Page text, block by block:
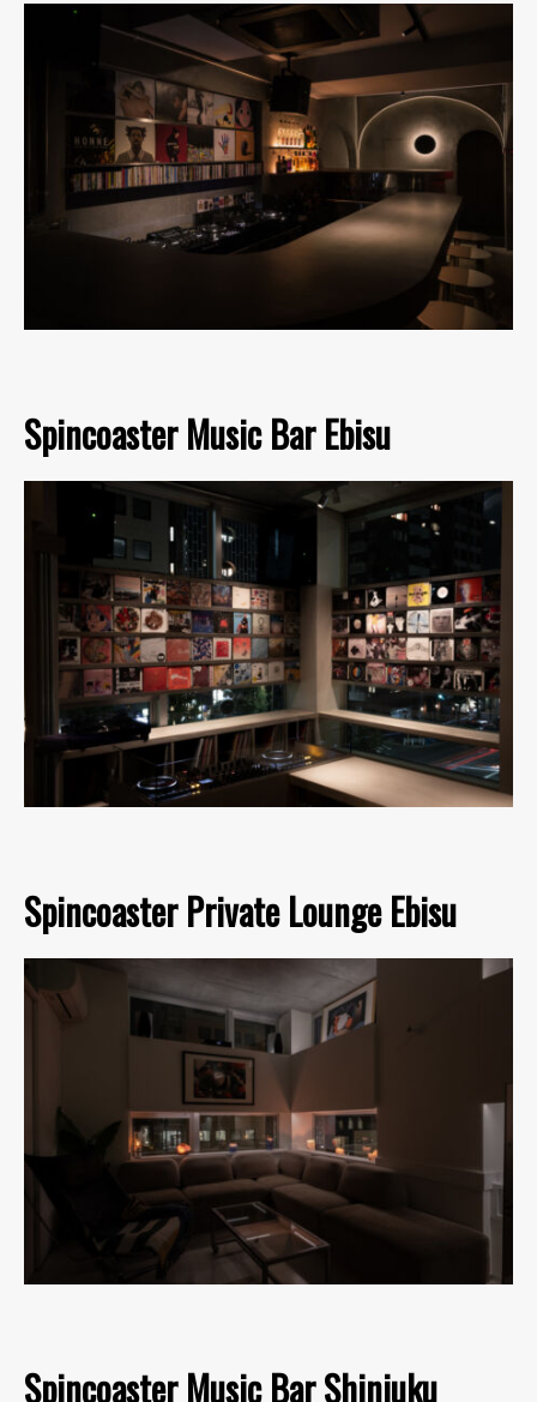
Spincoaster Music Bar Ebisu
Spincoaster Private Lounge Ebisu
Spincoaster Music Bar Shinjuku